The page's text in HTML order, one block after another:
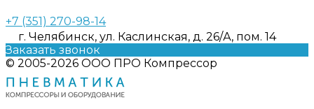
+7 (351) 270-98-14
г. Челябинск, ул. Каслинская, д. 26/А, пом. 14
Заказать звонок
© 2005-2026 ООО ПРО Компрессор